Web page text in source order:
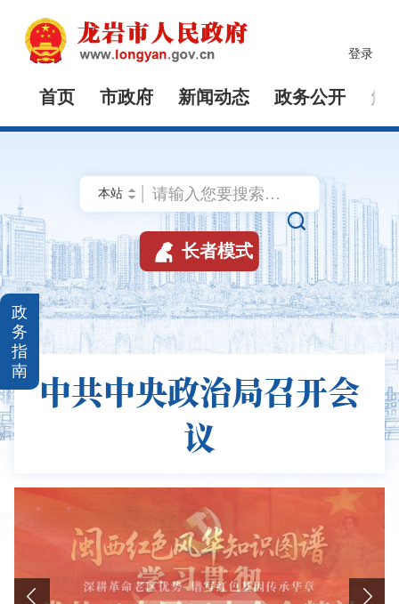
政
务
指
南
登录
首页 市政府 新闻动态 政务公开 解

 长者模式
中共中央政治局召开会
议